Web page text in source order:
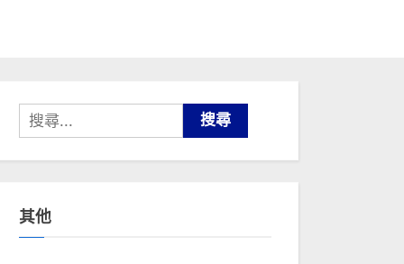
搜
尋
關
字:
其他